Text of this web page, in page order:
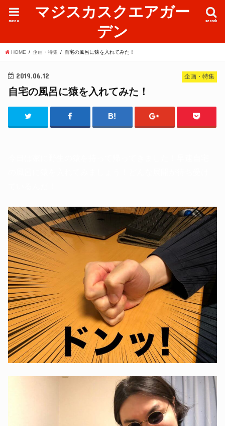
マジスカスクエアガー
デン
search
menu
HOME 企画・特集 自宅の風呂に猿を入れてみた！
企画・特集
2019.06.12
自宅の風呂に猿を入れてみた！